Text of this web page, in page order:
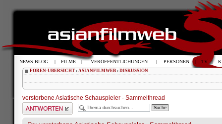
FOREN-ÜBERSICHT ‹ ASIANFILMWEB ‹ DISKUSSION
verstorbene Asiatische Schauspieler - Sammelthread
Antwort schreiben
NEWS-BLOG | FILME | VERÖFFENTLICHUNGEN | PERSONEN | TV |